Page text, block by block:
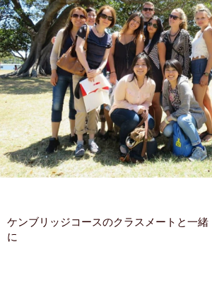
ケンブリッジコースのクラスメートと一緒
に